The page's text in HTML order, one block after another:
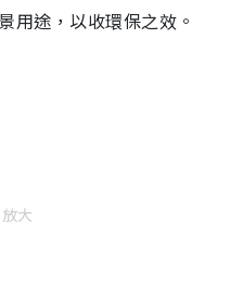
用途，以收環保之效。
大